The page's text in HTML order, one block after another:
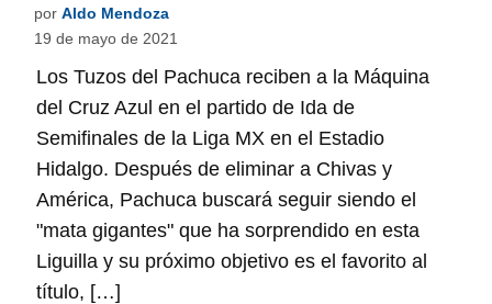
por Aldo Mendoza
19 de mayo de 2021
Los Tuzos del Pachuca reciben a la Máquina
del Cruz Azul en el partido de Ida de
Semifinales de la Liga MX en el Estadio
Hidalgo. Después de eliminar a Chivas y
América, Pachuca buscará seguir siendo el
"mata gigantes" que ha sorprendido en esta
Liguilla y su próximo objetivo es el favorito al
título, […]